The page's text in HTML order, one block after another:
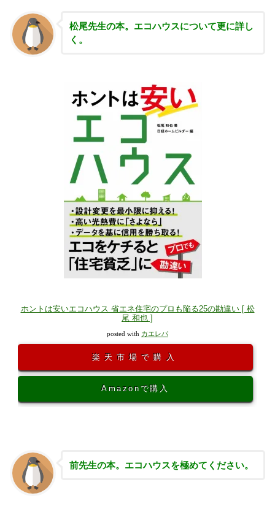
松尾先生の本。エコハウスについて更に詳し
く。
ホントは安いエコハウス 省エネ住宅のプロも陥る25の勘違い [ 松
尾 和也 ]
posted with カエレバ
楽天市場で購入
Amazonで購入
前先生の本。エコハウスを極めてください。